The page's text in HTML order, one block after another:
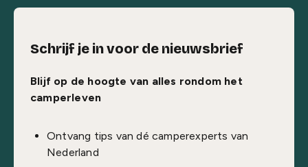
Schrijf je in voor de nieuwsbrief
Blijf op de hoogte van alles rondom het
camperleven
Ontvang tips van dé camperexperts van
Nederland